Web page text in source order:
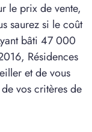
le prix de vente,
saurez si le coût
bâti 47 000
Résidences
et de vous
vos critères de